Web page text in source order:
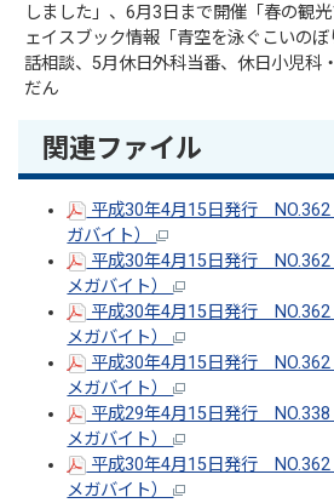
しました」、6月3日まで開催「春の観
ェイスブック情報「青空を泳ぐこいの
話相談、5月休日外科当番、休日小児科
だん
関連ファイル
平成30年4月15日発行
ガバイト）
平成30年4月15日発行
メガバイト）
平成30年4月15日発行
メガバイト）
平成30年4月15日発行
メガバイト）
平成29年4月15日発行
メガバイト）
平成30年4月15日発行
メガバイト）